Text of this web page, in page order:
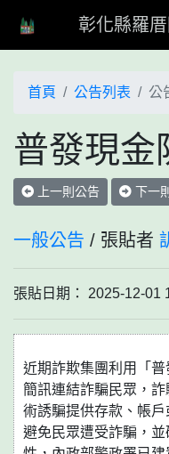
彰化縣羅
首頁 公告列表 公
普發現金
上一則公告 下一
一般公告 / 張貼者
張貼日期： 2025-12-
近期詐欺集團利用「
簡訊連結詐騙民眾，
術誘騙提供存款、帳
避免民眾遭受詐騙，